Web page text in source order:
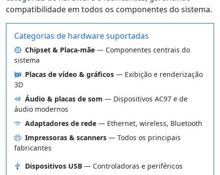
compatibilidade em todos os componentes do sistema.
Categorias de hardware suportadas
Chipset & Placa-mãe — Componentes centrais do
sistema
Placas de vídeo & gráficos — Exibição e renderização
3D
Áudio & placas de som — Dispositivos AC97 e de
áudio modernos
Adaptadores de rede — Ethernet, wireless, Bluetooth
Impressoras & scanners — Todos os principais
fabricantes
Dispositivos USB — Controladoras e periféricos